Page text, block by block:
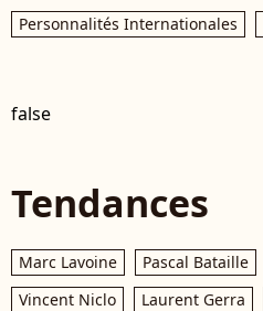
Personnalités Internationales
false
Tendances
Marc Lavoine Pascal Bataille
Vincent Niclo
Laurent Gerra